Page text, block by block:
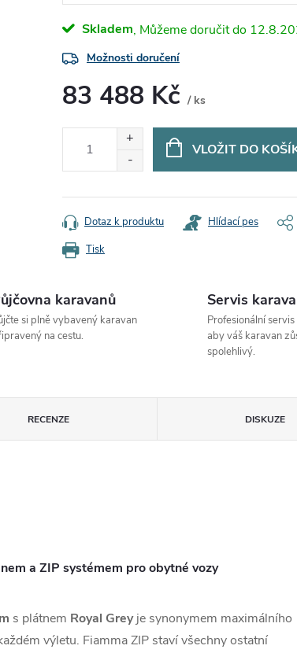
Skladem
Možnosti doručení
83 488 Kč / ks
VLOŽIT DO
Tisk
Dotaz k produktu Hlídací pes
karavanů
si plně vybavený karavan
na cestu.
Servis
Profesionální
aby váš karavan
spolehlivý.
RECENZE DISKUZE
a ZIP systémem pro obytné vozy
s plátnem Royal Greyje synonymem maximálního
výletu. Fiamma ZIP staví všechny ostatní